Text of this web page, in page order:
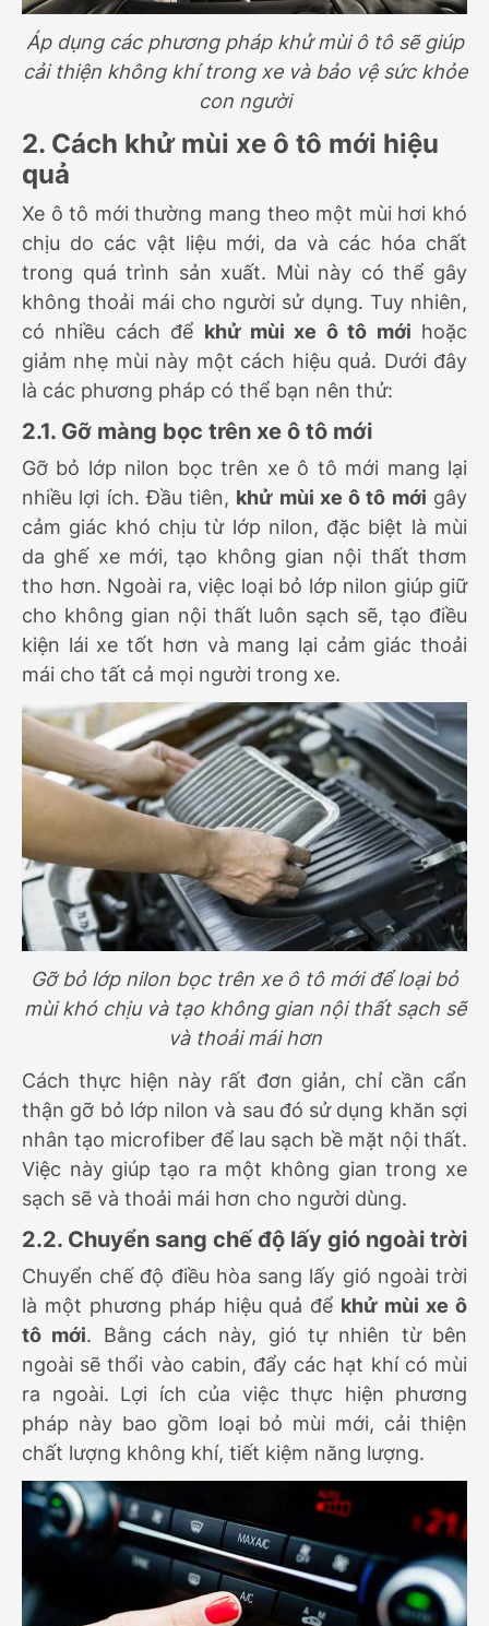
Áp dụng các phương pháp khử mùi ô tô sẽ giúp
cải thiện không khí trong xe và bảo vệ sức khỏe
con người
2. Cách khử mùi xe ô tô mới hiệu
quả
Xe ô tô mới thường mang theo một mùi hơi khó
chịu do các vật liệu mới, da và các hóa chất
trong quá trình sản xuất. Mùi này có thể gây
không thoải mái cho người sử dụng. Tuy nhiên,
có nhiều cách để khử mùi xe ô tô mới hoặc
giảm nhẹ mùi này một cách hiệu quả. Dưới đây
là các phương pháp có thể bạn nên thử:
2.1. Gỡ màng bọc trên xe ô tô mới
Gỡ bỏ lớp nilon bọc trên xe ô tô mới mang lại
nhiều lợi ích. Đầu tiên, khử mùi xe ô tô mới gây
cảm giác khó chịu từ lớp nilon, đặc biệt là mùi
da ghế xe mới, tạo không gian nội thất thơm
tho hơn. Ngoài ra, việc loại bỏ lớp nilon giúp giữ
cho không gian nội thất luôn sạch sẽ, tạo điều
kiện lái xe tốt hơn và mang lại cảm giác thoải
mái cho tất cả mọi người trong xe.
Gỡ bỏ lớp nilon bọc trên xe ô tô mới để loại bỏ
mùi khó chịu và tạo không gian nội thất sạch sẽ
và thoải mái hơn
Cách thực hiện này rất đơn giản, chỉ cần cẩn
thận gỡ bỏ lớp nilon và sau đó sử dụng khăn sợi
nhân tạo microfiber để lau sạch bề mặt nội thất.
Việc này giúp tạo ra một không gian trong xe
sạch sẽ và thoải mái hơn cho người dùng.
2.2. Chuyển sang chế độ lấy gió ngoài trời
Chuyển chế độ điều hòa sang lấy gió ngoài trời
là một phương pháp hiệu quả để khử mùi xe ô
tô mới. Bằng cách này, gió tự nhiên từ bên
ngoài sẽ thổi vào cabin, đẩy các hạt khí có mùi
ra ngoài. Lợi ích của việc thực hiện phương
pháp này bao gồm loại bỏ mùi mới, cải thiện
chất lượng không khí, tiết kiệm năng lượng.